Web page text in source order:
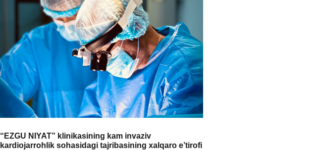
“EZGU NIYAT” klinikasining kam invaziv
kardiojarrohlik sohasidagi tajribasining xalqaro e’tirofi